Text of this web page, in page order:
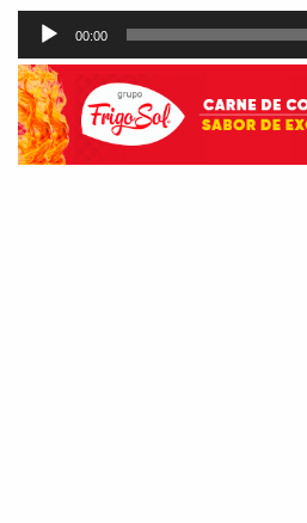
Tocador
áudio
00:00